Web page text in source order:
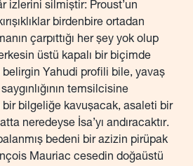
izlerini silmiştir: Proust’un
birdenbire ortadan
çarpıttığı her şey yok olup
üstü kapalı bir biçimde
Yahudi profili bile, yavaş
temsilcisine
bilgeliğe kavuşacak, asaleti bir
neredeyse İsa’yı andıracaktır.
bedeni bir azizin pirüpak
Mauriac cesedin doğaüstü